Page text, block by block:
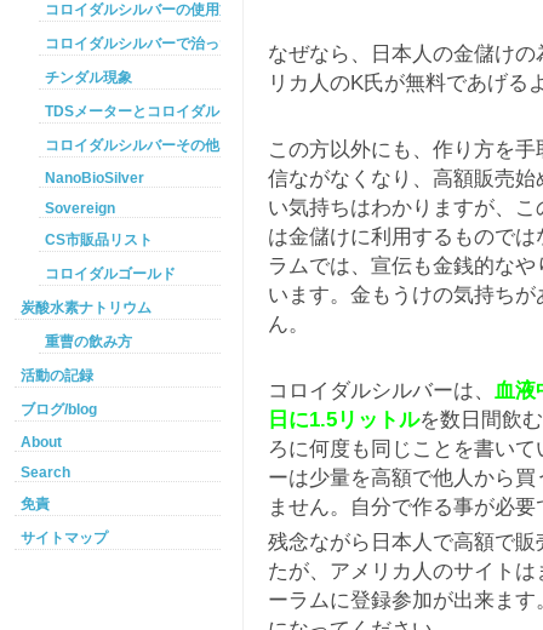
なぜなら、日本人の金儲け
リカ人のK氏が無料であげる
この方以外にも、作り方を
信ながなくなり、高額販売
い気持ちはわかりますが、
は金儲けに利用するもので
ラムでは、宣伝も金銭的な
います。金もうけの気持ち
ん。
コロイダルシルバーは、 血液
日に1.5リットルを数日間飲
ろに何度も同じことを書い
ーは少量を高額で他人から
ません。自分で作る事が必要
残念ながら日本人で高額で
たが、アメリカ人のサイト
ーラムに登録参加が出来ま
コロイダルシルバーの使用方法
コロイダルシルバーで治った例
チンダル現象
TDSメーターとコロイダルシルバー
コロイダルシルバーその他
NanoBioSilver
Sovereign
CS市販品リスト
コロイダルゴールド
炭酸水素ナトリウム
重曹の飲み方
活動の記録
ブログ/blog
About
Search
免責
サイトマップ